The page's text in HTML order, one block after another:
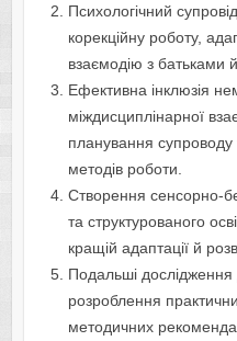
Психологічний
корекційну роботу,
взаємодію з батьками
Ефективна інклюзія
міждисциплінарної
планування супроводу
методів роботи.
Створення сенсорно-
та структурованого
кращій адаптації й
Подальші
розроблення
методичних